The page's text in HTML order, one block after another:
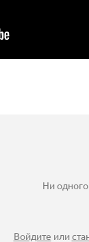
Ни
Войдите или